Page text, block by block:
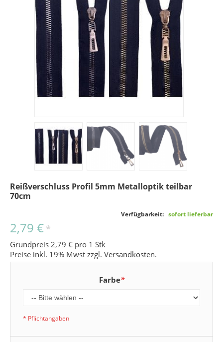
Reißverschluss Profil 5mm Metalloptik teilbar
70cm
Verfügbarkeit: sofort lieferbar
2,79 € *
Grundpreis 2,79 € pro 1 Stk
Preise inkl. 19% Mwst zzgl. Versandkosten.
*
Farbe
* Pflichtangaben